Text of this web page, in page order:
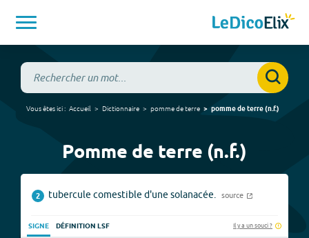
Vous êtes ici : Accueil Dictionnaire pomme de terre pomme de terre(n.f.)
Pomme de terre (n.f.)
2 tubercule comestible d'une solanacée. source
SIGNE DÉFINITION LSF Il y a un souci ?